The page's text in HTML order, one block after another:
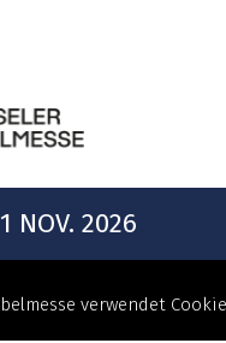
NOV. 2026
verwendet